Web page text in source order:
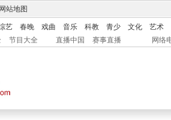
网站地图
艺 春晚 戏曲 音乐 科教 青少 文化
艺术
节目大全 直播中国 赛事直播 网络